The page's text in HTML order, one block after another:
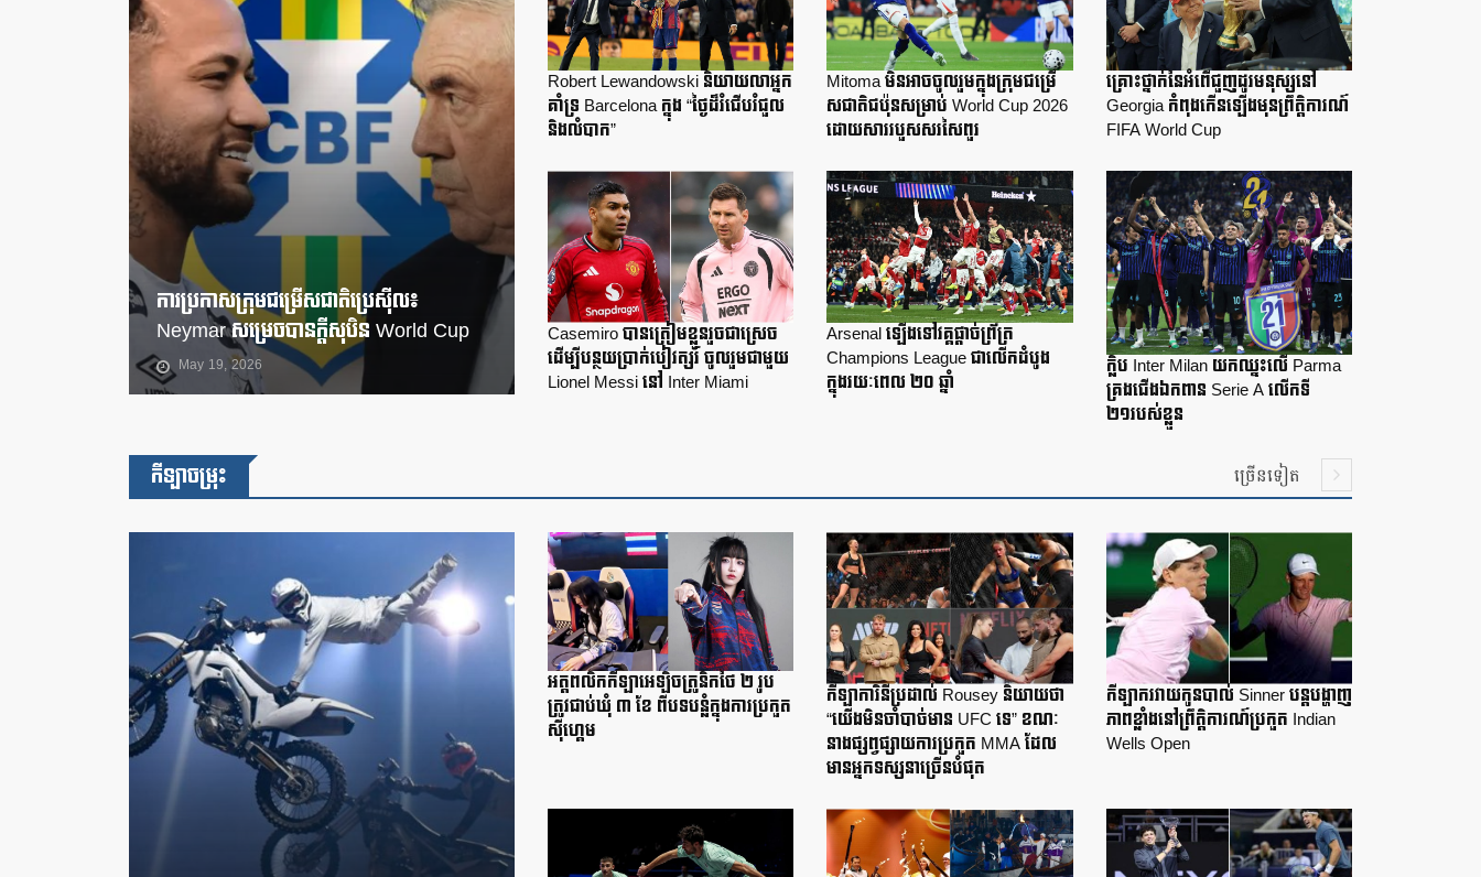
ការប្រកាសក្រុមជម្រើសជាតិប្រេស៊ីល៖
Neymar សម្រេចបានក្តីសុបិន World Cup
May 19, 2026
Robert Lewandowski និយាយលាអ្នក
គាំទ្រ Barcelona ក្នុង “ថ្ងៃដ៏រំជើបរំជួល
និងលំបាក”
Mitoma មិនអាចចូលរួមក្នុងក្រុមជម្រើ
សជាតិជប៉ុនសម្រាប់ World Cup 2026
ដោយសាររបួសសរសៃពួរ
គ្រោះថ្នាក់នៃអំពើជួញដូរមនុស្សនៅ
Georgia កំពុងកើនឡើងមុនព្រឹត្តិការណ៍
FIFA World Cup
Casemiro បានត្រៀមខ្លួនរួចជាស្រេច
ដើម្បីបន្ថយប្រាក់បៀវត្សរ៍ ចូលរួមជាមួយ
Lionel Messi នៅ Inter Miami
Arsenal ឡើងទៅវគ្គផ្តាច់ព្រ័ត្រ
Champions League ជាលើកដំបូង
ក្នុងរយៈពេល ២០ ឆ្នាំ
ក្លិប Inter Milan យកឈ្នះលើ Parma
គ្រងជើងឯកពាន Serie A លើកទី
២១របស់ខ្លួន
កីឡាចម្រុះ ច្រើនទៀត
អត្តពលិកកីឡាអេឡិចត្រូនិកថៃ ២ រូប
ត្រូវជាប់ឃុំ ៣ ខែ ពីបទបន្លំក្នុងការប្រកួត
ស៊ីហ្គេម
កីឡាការិនីប្រដាល់ Rousey និយាយថា
“យើងមិនចាំបាច់មាន UFC ទេ” ខណៈ
នាងផ្សព្វផ្សាយការប្រកួត MMA ដែល
មានអ្នកទស្សនាច្រើនបំផុត
កីឡាករវាយកូនបាល់ Sinner បន្តបង្ហាញ
ភាពខ្លាំងនៅព្រឹត្តិការណ៍ប្រកួត Indian
Wells Open